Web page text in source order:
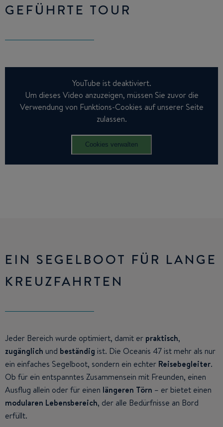
GEFÜHRTE TOUR
YouTube ist deaktiviert.
Um dieses Video anzuzeigen, müssen Sie zuvor die
Verwendung von Funktions-Cookies auf unserer Seite
zulassen.
Cookies verwalten
EIN SEGELBOOT FÜR LANGE
KREUZFAHRTEN
Jeder Bereich wurde optimiert, damit er praktisch,
zugänglich und beständig ist. Die Oceanis 47 ist mehr als nur
ein einfaches Segelboot, sondern ein echter Reisebegleiter.
Ob für ein entspanntes Zusammensein mit Freunden, einen
Ausflug allein oder für einen längeren Törn – er bietet einen
modularen Lebensbereich, der alle Bedürfnisse an Bord
erfüllt.